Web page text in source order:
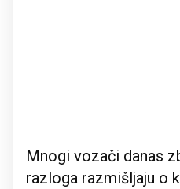
Mnogi vozači danas
razloga razmišljaju o